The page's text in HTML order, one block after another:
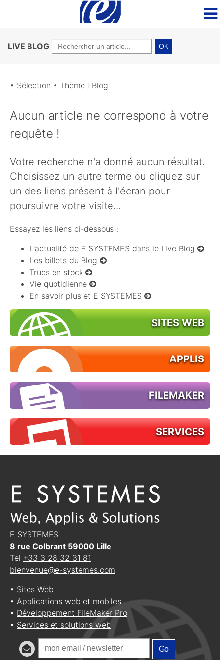
LIVE BLOG OK
• Sélection • Thème : Blog
Aucun article ne correspond à votre
requête !
Votre recherche n'a donné aucun résultat.
Choisissez un autre terme ou cliquez sur
un des liens présent à l'écran pour
poursuivre votre visite...
Essayez les liens ci-dessous :
L'actualité de E SYSTEMES dans le Live Blog
Les billets du Blog
Trucs en stock
Vie quotidienne
En savoir plus et E SYSTEMES
SITES WEB
APPLIS
FILEMAKER
SERVICES
E SYSTEMES
8 rue Colbrant 59000 Lille
Tel +33 3 28 32 31 81
bienvenue@e-systemes.com
• Sites Web
• Applications web et mobiles
• Développement FileMaker Pro
• Services et solutions web
Go